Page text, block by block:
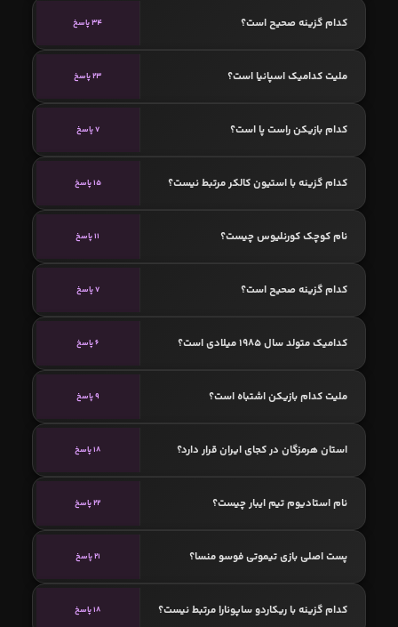
کدام گزینه صحیح است؟ 34 پاسخ
ملیت کدامیک اسپانیا است؟ 23 پاسخ
کدام بازیکن راست پا است؟ 7 پاسخ
کدام گزینه با استیون کالکر مرتبط نیست؟ 15 پاسخ
نام کوچک کورنلیوس چیست؟ 11 پاسخ
کدام گزینه صحیح است؟ 7 پاسخ
کدامیک متولد سال 1985 میلادی است؟ 6 پاسخ
ملیت کدام بازیکن اشتباه است؟ 9 پاسخ
استان هرمزگان در کجای ایران قرار دارد؟ 18 پاسخ
نام استادیوم تیم ایبار چیست؟ 22 پاسخ
پست اصلی بازی تیموتی فوسو منسا؟ 21 پاسخ
کدام گزینه با ریکاردو ساپونارا مرتبط نیست؟ 18 پاسخ